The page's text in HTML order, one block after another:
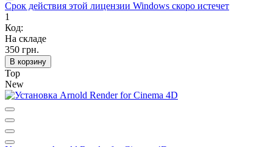
Срок действия этой лицензии Windows скоро истечет
1
Код:
На складе
350 грн.
В корзину
Top
New